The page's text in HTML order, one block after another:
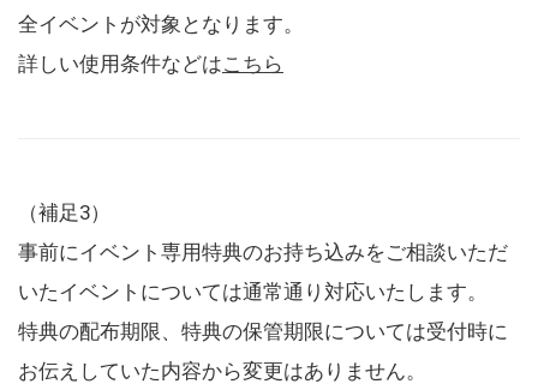
全イベントが対象となります。
詳しい使用条件などはこちら
（補足3）
事前にイベント専用特典のお持ち込みをご相談いただ
いたイベントについては通常通り対応いたします。
特典の配布期限、特典の保管期限については受付時に
お伝えしていた内容から変更はありません。